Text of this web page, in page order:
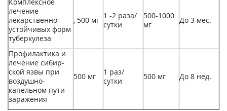
лечение
лекарственно-
устойчивых форм
туберкулеза
, 500 мг 1 -2 раза/
сутки
500-1000
мг
До 3 мес.
Профилактика и
лечение сибир­
ской язвы при
воздушно­
капельном пути
заражения
500 мг
1 раз/
сутки
500 мг До 8 нед.